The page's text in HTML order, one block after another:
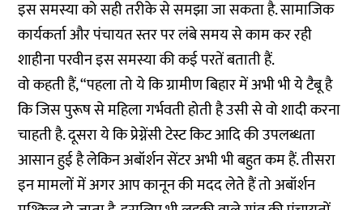
इस समस्या को सही तरीके से समझा जा सकता है. सामाजिक
कार्यकर्ता और पंचायत स्तर पर लंबे समय से काम कर रही
शाहीना परवीन इस समस्या की कई परतें बताती हैं.
वो कहती हैं, “पहला तो ये कि ग्रामीण बिहार में अभी भी ये टैबू है
कि जिस पुरूष से महिला गर्भवती होती है उसी से वो शादी करना
चाहती है. दूसरा ये कि प्रेग्नेंसी टेस्ट किट आदि की उपलब्धता
आसान हुई है लेकिन अबॉर्शन सेंटर अभी भी बहुत कम हैं. तीसरा
इन मामलों में अगर आप कानून की मदद लेते हैं तो अबॉर्शन